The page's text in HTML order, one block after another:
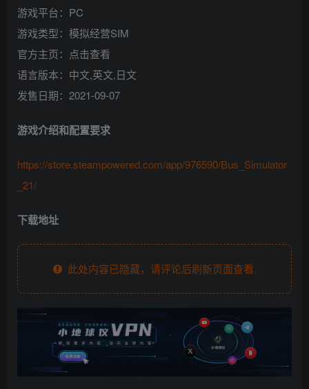
游戏平台：PC
游戏类型：模拟经营SIM
官方主页：点击查看
语言版本：中文,英文,日文
发售日期：2021-09-07
游戏介绍和配置要求
https://store.steampowered.com/app/976590/Bus_Simulator
_21/
下载地址
此处内容已隐藏，请评论后刷新页面查看.